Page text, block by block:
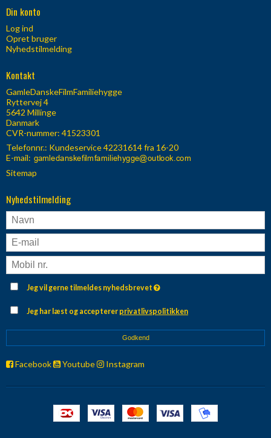
Din konto
Log ind
Opret bruger
Nyhedstilmelding
Kontakt
GamleDanskeFilmFamiliehygge
Ryttervej 4
5642 Millinge
Danmark
CVR-nummer: 41523301
Telefonnr.: Kundeservice 42231614 fra 16-20
E-mail:
Sitemap
Nyhedstilmelding
Jeg vil gerne tilmeldes nyhedsbrevet
Jeg har læst og accepterer privatlivspolitikken
Godkend
Facebook Youtube Instagram